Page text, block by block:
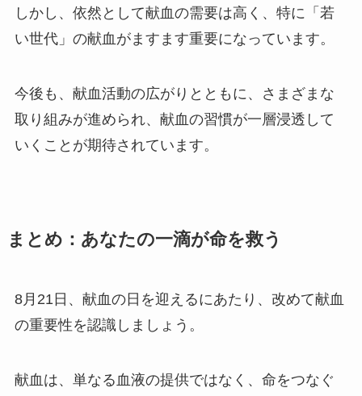
しかし、依然として献血の需要は高く、特に「若
い世代」の献血がますます重要になっています。
今後も、献血活動の広がりとともに、さまざまな
取り組みが進められ、献血の習慣が一層浸透して
いくことが期待されています。
まとめ：あなたの一滴が命を救う
8月21日、献血の日を迎えるにあたり、改めて献血
の重要性を認識しましょう。
献血は、単なる血液の提供ではなく、命をつなぐ